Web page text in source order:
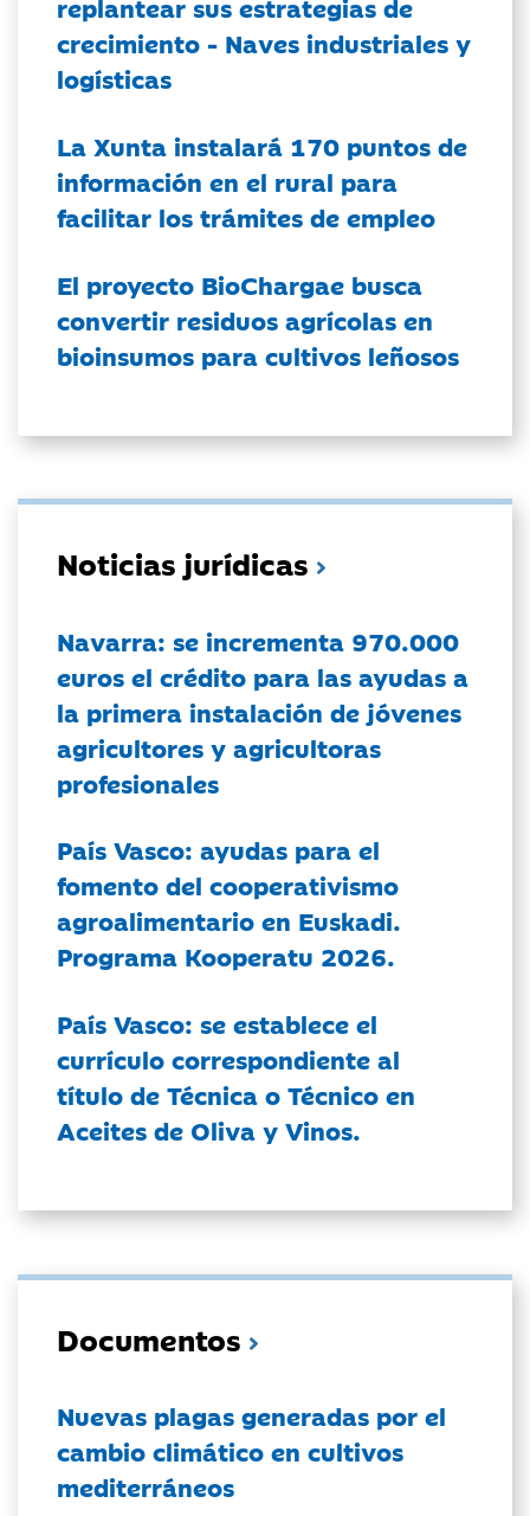
replantear sus estrategias de
crecimiento - Naves industriales y
logísticas
La Xunta instalará 170 puntos de
información en el rural para
facilitar los trámites de empleo
El proyecto BioChargae busca
convertir residuos agrícolas en
bioinsumos para cultivos leñosos
Noticias jurídicas
Navarra: se incrementa 970.000
euros el crédito para las ayudas a
la primera instalación de jóvenes
agricultores y agricultoras
profesionales
País Vasco: ayudas para el
fomento del cooperativismo
agroalimentario en Euskadi.
Programa Kooperatu 2026.
País Vasco: se establece el
currículo correspondiente al
título de Técnica o Técnico en
Aceites de Oliva y Vinos.
Documentos
Nuevas plagas generadas por el
cambio climático en cultivos
mediterráneos